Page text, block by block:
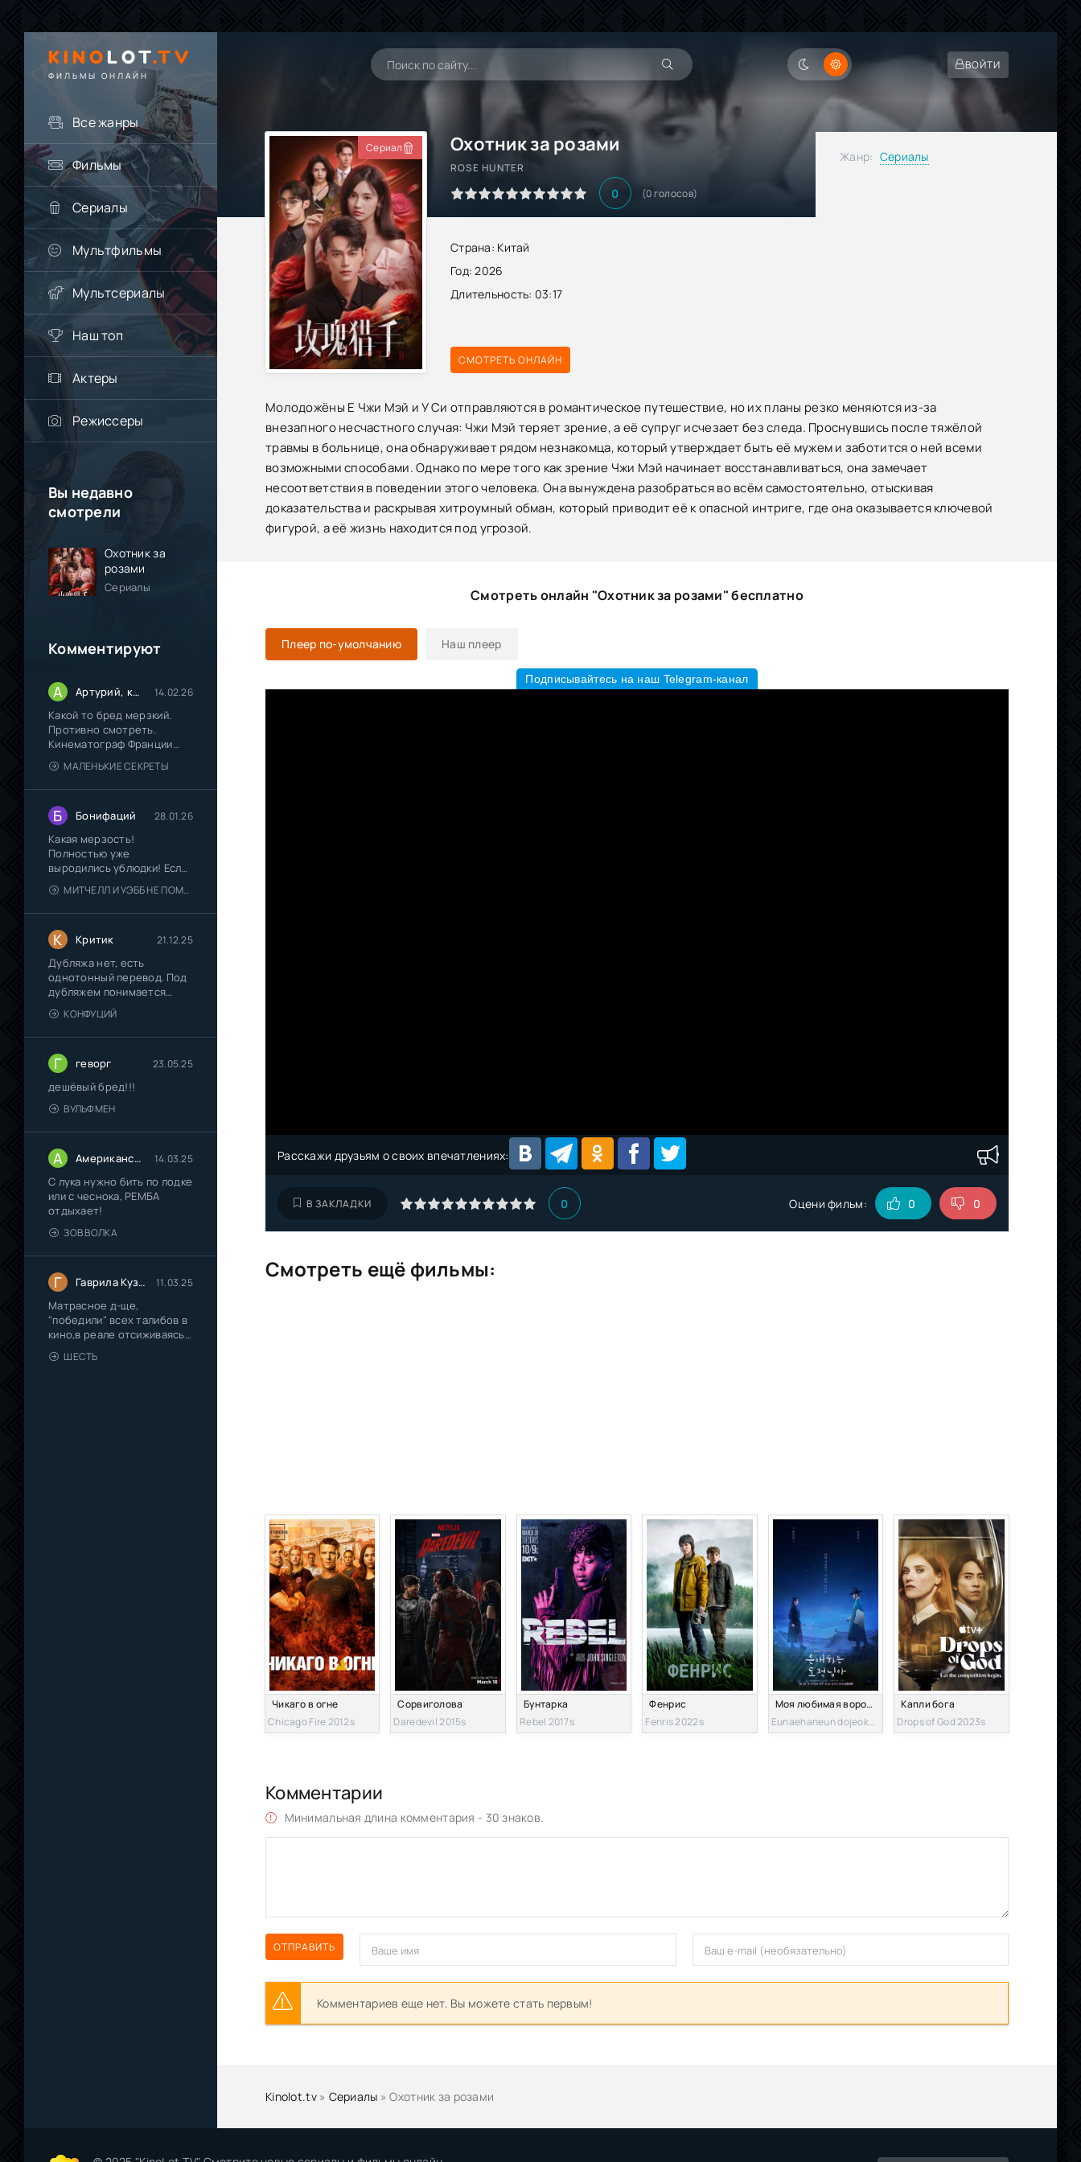
KINO LOT.TV
ФИЛЬМЫ ОНЛАЙН
ВОЙТИ
Все жанры
Фильмы
Сериалы
Мультфильмы
Мультсериалы
Наш топ
Актеры
Режиссеры
Вы недавно
смотрели
Охотник за
розами
Сериалы
Комментируют
А Артурий, кинокритик из Паттайи. 14.02.26
Какой то бред мерзкий.
Противно смотреть.
Кинематограф Франции
окончательно
МАЛЕНЬКИЕ СЕКРЕТЫ
Б Бонифаций 28.01.26
Какая мерзость!
Полностью уже
выродились ублюдки! Если
их "Пип-шоу"
МИТЧЕЛЛ И УЭББ НЕ ПОМОГАЮТ
К Критик 21.12.25
Дубляжа нет, есть
однотонный перевод. Под
дубляжем понимается
многоголосый
КОНФУЦИЙ
Г геворг 23.05.25
дешёвый бред!!!
ВУЛЬФМЕН
А Американский сказочник 14.03.25
С лука нужно бить по лодке
или с чеснока, РЕМБА
отдыхает!
ЗОВ ВОЛКА
Г Гаврила Кузмич Иванов 11.03.25
Матрасное д-ще,
"победили" всех талибов в
кино,в реале отсиживаясь
на
ШЕСТЬ
Охотник за розами
ROSE HUNTER
0 (0голосов)
Страна: Китай
Год:2026
Длительность: 03:17
Сериал
СМОТРЕТЬ ОНЛАЙН
Жанр: Сериалы
Молодожёны Е Чжи Мэй и У Си отправляются в романтическое путешествие, но их планы резко меняются из-за
внезапного несчастного случая: Чжи Мэй теряет зрение, а её супруг исчезает без следа. Проснувшись после тяжёлой
травмы в больнице, она обнаруживает рядом незнакомца, который утверждает быть её мужем и заботится о ней всеми
возможными способами. Однако по мере того как зрение Чжи Мэй начинает восстанавливаться, она замечает
несоответствия в поведении этого человека. Она вынуждена разобраться во всём самостоятельно, отыскивая
доказательства и раскрывая хитроумный обман, который приводит её к опасной интриге, где она оказывается ключевой
фигурой, а её жизнь находится под угрозой.
Смотреть онлайн "Охотник за розами" бесплатно
Плеер по-умолчанию Наш плеер
Подписывайтесь на наш Telegram-канал
Расскажи друзьям о своих впечатлениях:
В ЗАКЛАДКИ 0 Оцени фильм: 0 0
Смотреть ещё фильмы:
Чикаго в огне
Chicago Fire 2012s
Сорвиголова
Daredevil 2015s
Бунтарка
Rebel 2017s
Фенрис
Fenris 2022s
Моя любимая воровка
Eunaehaneun dojeoknima 2026s
Капли бога
Drops of God 2023s
Комментарии
Минимальная длина комментария - 30 знаков.
ОТПРАВИТЬ
Комментариев еще нет. Вы можете стать первым!
Kinolot.tv» Сериалы » Охотник за розами